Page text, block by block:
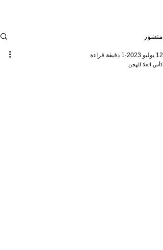
منشور
كأس العلا للهجن
12 يوليو 2023 1 دقيقة قراءة